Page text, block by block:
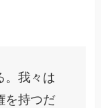
。我々は
を持つだ